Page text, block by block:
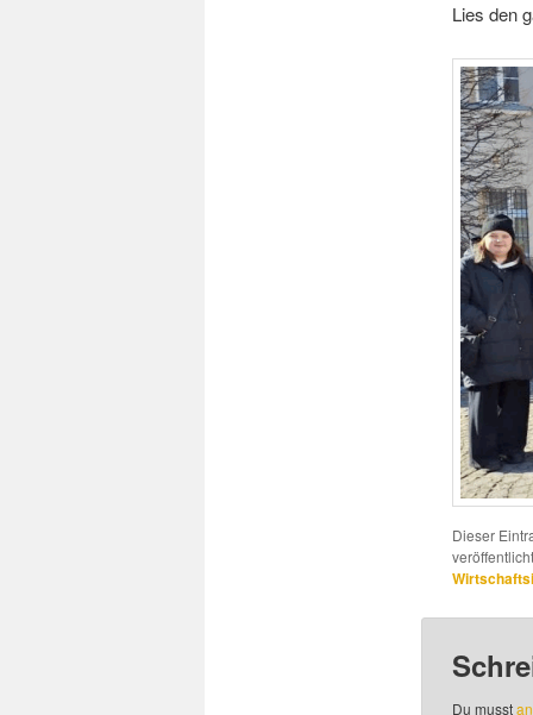
Lies den
Dieser
Du musst